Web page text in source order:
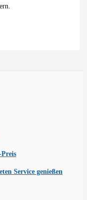
Service genießen